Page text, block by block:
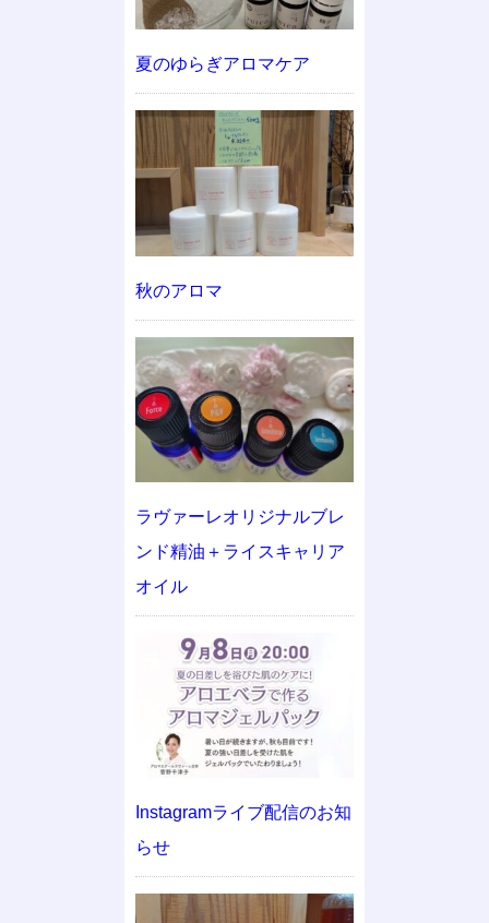
夏のゆらぎアロマケア
秋のアロマ
ラヴァーレオリジナルブレ
ンド精油＋ライスキャリア
オイル
Instagramライブ配信のお知
らせ